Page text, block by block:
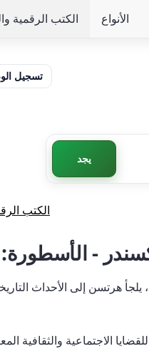
الكتب الرقمية الأنواع
تسجيل
يجد
الكتب
-
هرتسن إلى الأحداث
الاجتماعية والثقافية